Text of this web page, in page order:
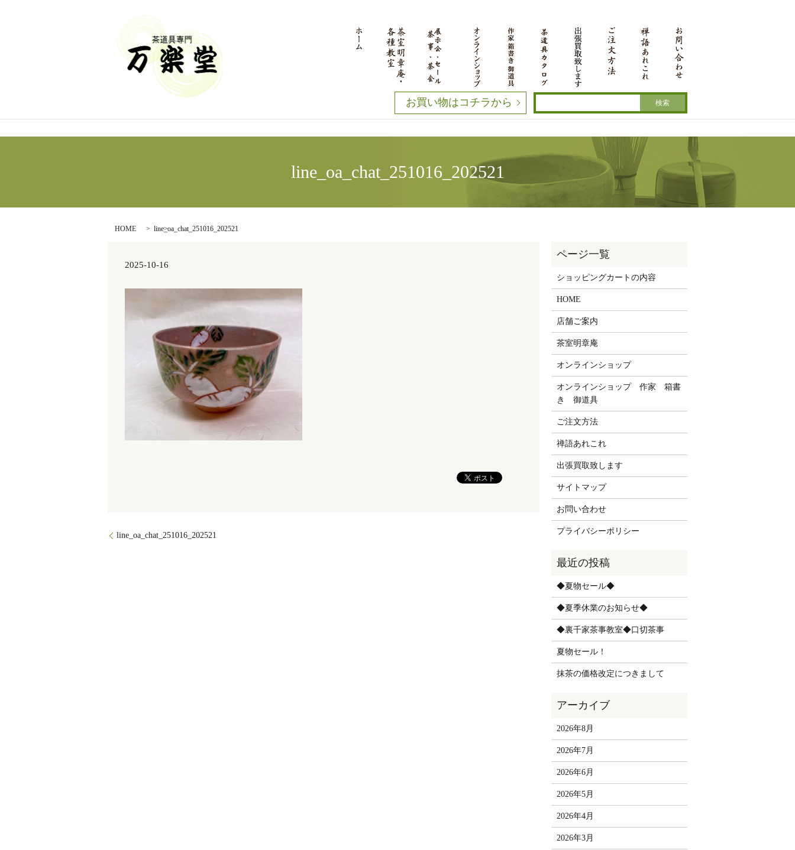
お買い物はコチラから
line_oa_chat_251016_202521
HOME line_oa_chat_251016_202521
2025-10-16
line_oa_chat_251016_202521
ショッピングカートの内容
HOME
店舗ご案内
茶室明章庵
オンラインショップ
オンラインショップ 作家 箱書
き 御道具
ご注文方法
禅語あれこれ
出張買取致します
サイトマップ
お問い合わせ
プライバシーポリシー
◆夏物セール◆
◆夏季休業のお知らせ◆
◆裏千家茶事教室◆口切茶事
夏物セール！
抹茶の価格改定につきまして
2026年8月
2026年7月
2026年6月
2026年5月
2026年4月
2026年3月